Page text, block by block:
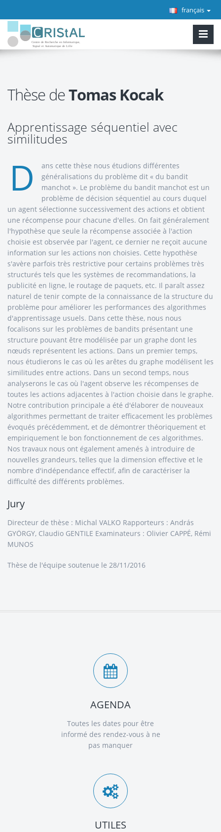
français
Thèse deTomas Kocak
Apprentissage séquentiel avec
similitudes
D
ans cette thèse nous étudions différentes
généralisations du problème dit « du bandit
manchot ». Le problème du bandit manchot est un
problème de décision séquentiel au cours duquel
un agent sélectionne successivement des actions et obtient
une récompense pour chacune d'elles. On fait généralement
l'hypothèse que seule la récompense associée à l'action
choisie est observée par l'agent, ce dernier ne reçoit aucune
information sur les actions non choisies. Cette hypothèse
s'avère parfois très restrictive pour certains problèmes très
structurés tels que les systèmes de recommandations, la
publicité en ligne, le routage de paquets, etc. Il paraît assez
naturel de tenir compte de la connaissance de la structure du
problème pour améliorer les performances des algorithmes
d'apprentissage usuels. Dans cette thèse, nous nous
focalisons sur les problèmes de bandits présentant une
structure pouvant être modélisée par un graphe dont les
nœuds représentent les actions. Dans un premier temps,
nous étudierons le cas où les arêtes du graphe modélisent les
similitudes entre actions. Dans un second temps, nous
analyserons le cas où l'agent observe les récompenses de
toutes les actions adjacentes à l'action choisie dans le graphe.
Notre contribution principale a été d'élaborer de nouveaux
algorithmes permettant de traiter efficacement les problèmes
évoqués précédemment, et de démontrer théoriquement et
empiriquement le bon fonctionnement de ces algorithmes.
Nos travaux nous ont également amenés à introduire de
nouvelles grandeurs, telles que la dimension effective et le
nombre d'indépendance effectif, afin de caractériser la
difficulté des différents problèmes.
Jury
Directeur de thèse : Michal VALKO Rapporteurs : András
GYÖRGY, Claudio GENTILE Examinateurs : Olivier CAPPÉ, Rémi
MUNOS
Thèse de l'équipe soutenue le 28/11/2016
AGENDA
Toutes les dates pour être
informé des rendez-vous à ne
pas manquer
UTILES